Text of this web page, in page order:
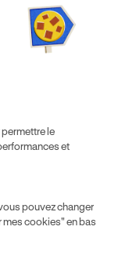
confidentialité
que vous
Générales de
le
et
pouvez changer
mes cookies" en bas